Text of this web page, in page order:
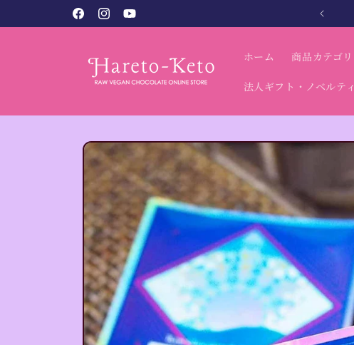
FacebookInstagram
YouTube
税込9,800円以上で送料無料（北海道・沖縄別）
ホーム 商品カテゴリ
法人ギフト・ノベルティ
商品情報
にスキッ
プ